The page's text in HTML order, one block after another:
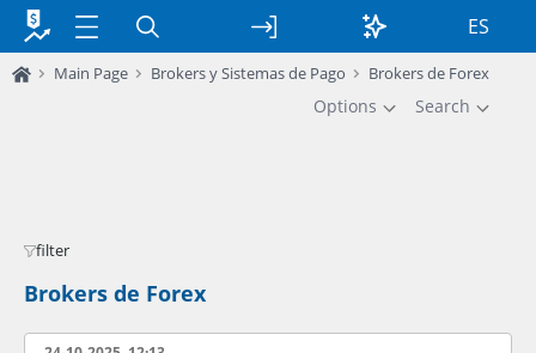
ES
Main Page Brokers y Sistemas de Pago Brokers de Forex
Options Search
filter
Brokers de Forex